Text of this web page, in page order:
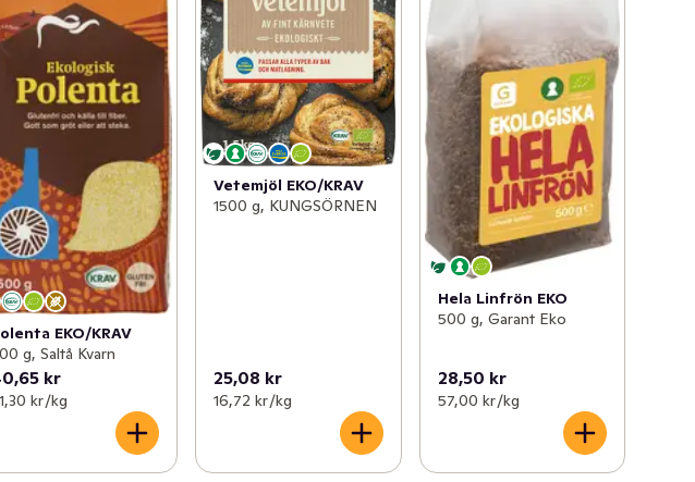
EKO/KRAV
g, Saltå Kvarn
kr
kr /kg
Vetemjöl EKO/KRAV
1500 g, KUNGSÖRNEN
25,08 kr
16,72 kr /kg
Hela Linfrön EKO
500 g, Garant Eko
28,50 kr
57,00 kr /kg